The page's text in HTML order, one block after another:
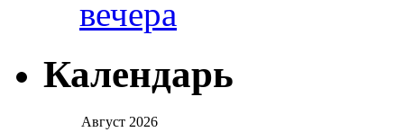
вечера
Календарь
Август 2026